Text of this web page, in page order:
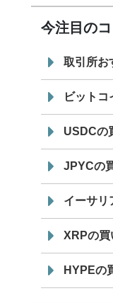
「
19:30
てステ
説セミ
今注目の
取引所お
ビットコ
USDCの
JPYCの
イーサリ
XRPの買
HYPEの